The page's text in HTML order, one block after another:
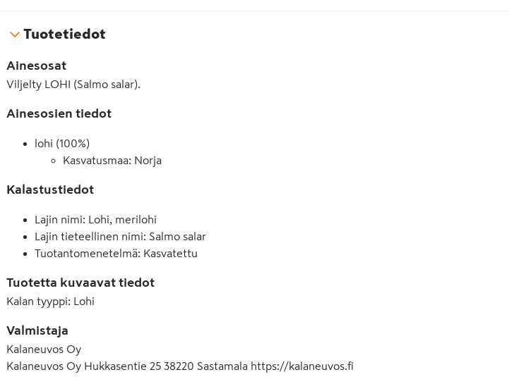
Tuotetiedot
Ainesosat
Viljelty LOHI (Salmo salar).
Ainesosien tiedot
lohi (100%)
Kasvatusmaa: Norja
Kalastustiedot
Lajin nimi: Lohi, merilohi
Lajin tieteellinen nimi: Salmo salar
Tuotantomenetelmä: Kasvatettu
Tuotetta kuvaavat tiedot
Kalan tyyppi: Lohi
Valmistaja
Kalaneuvos Oy
Kalaneuvos Oy Hukkasentie 25 38220 Sastamala https://kalaneuvos.fi